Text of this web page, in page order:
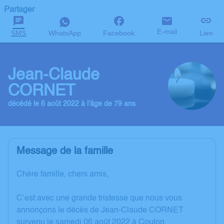
Partager
SMS WhatsApp Facebook E-mail Lien
Jean-Claude
CORNET
décédé le 6 août 2022 à l'âge de 79 ans
Message de la famille
Chère famille, chers amis,
C’est avec une grande tristesse que nous vous
annonçons le décès de Jean-Claude CORNET